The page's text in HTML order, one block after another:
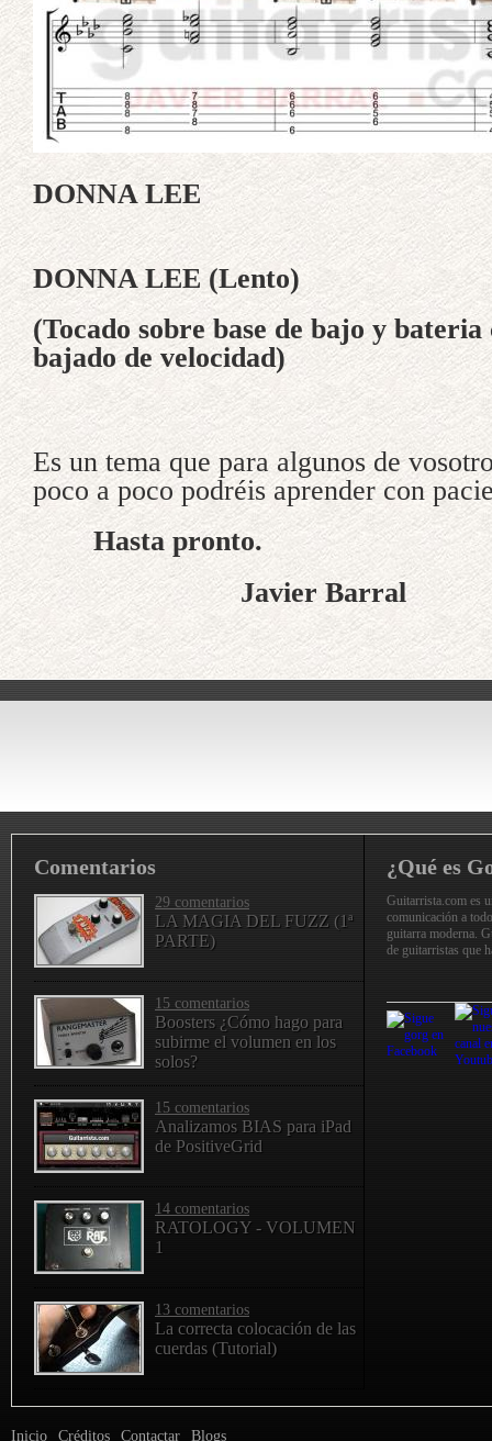
DONNA LEE
DONNA LEE (Lento)
(Tocado sobre base de bajo y bateria
bajado de velocidad)
Es un tema que para algunos de
poco a poco podréis aprender con
Hasta pronto.
Javier Barral
Comentarios
29 comentarios
LA MAGIA DEL FUZZ (1ª
PARTE)
15 comentarios
Boosters ¿Cómo hago para
subirme el volumen en los
solos?
15 comentarios
Analizamos BIAS para iPad
de PositiveGrid
14 comentarios
RATOLOGY - VOLUMEN
1
13 comentarios
La correcta colocación de las
cuerdas (Tutorial)
¿Qué es
Guitarrista.com es
comunicación a
guitarra moderna.
de guitarristas que
Inicio Créditos Contactar Blogs